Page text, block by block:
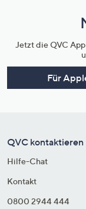
Jetzt die QVC
Für
QVC kontaktieren
Hilfe-Chat
Kontakt
0800 2944 444